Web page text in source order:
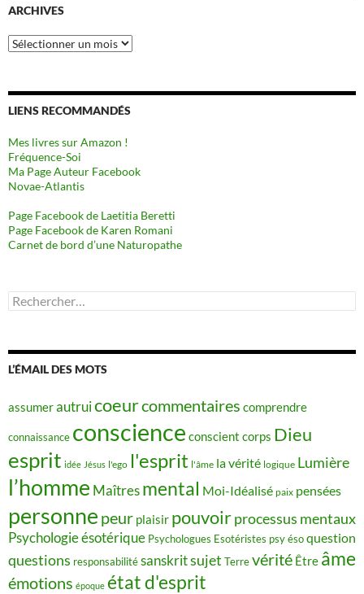
ARCHIVES
Archives
LIENS RECOMMANDÉS
Mes livres sur Amazon !
Fréquence-Soi
Ma Page Auteur Facebook
Novae-Atlantis
Page Facebook de Laetitia Beretti
Page Facebook de Karen Romani
Carnet de bord d’une Naturopathe
Rechercher :
L’ÉMAIL DES MOTS
assumerautruicoeurcommentaires comprendre
connaissance conscience conscient corps Dieu
esprit idée Jésus l'ego l'esprit l'âme la vérité logique Lumière
l’homme Maîtres mental Moi-Idéalisé paix pensées
personne peur plaisir pouvoirprocessus mentaux
Psychologie ésotérique Psychologues Esotéristes psy ésoquestion
questions responsabilitésanskritsujet Terrevérité Être âme
émotions époque état d'esprit